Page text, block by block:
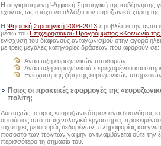
Η συγκροτημένη Ψηφιακή Στρατηγική της κυβέρνησης
έχοντας ως στόχο να αλλάξει τον ευρυζωνικό χάρτη
Η Ψηφιακή Στρατηγική 2006-2013 προβλέπει την
μέσω του Επιχειρησιακού Προγράμματος «Κοινωνία
ενίσχυση του διαφανούς ανταγωνισμού στην αγορά
με τρεις μεγάλες κατηγορίες δράσεων που αφορούν σε:
Ανάπτυξη ευρυζωνικών υποδομών,
Ανάπτυξη ευρυζωνικού περιεχομένου και
Ενίσχυση της ζήτησης ευρυζωνικών
Ποιες οι πρακτικές εφαρμογές της
πολίτη;
Δυστυχώς, ο όρος «ευρυζωνικότητα» είναι δυσνόητος
αυτούσιος από τα τεχνολογικά εργαστήρια,
ταχύτητες μεταφοράς δεδομένων, πληροφορίας και
ποσοστό των πολιτών να μην αντιλαμβάνεται ούτε την
περισσότερο τη σημασία του.